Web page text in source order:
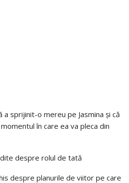
a sprijinit-o mereu pe Jasmina și că
în care ea va pleca din
despre rolul de tată
despre planurile de viitor pe care